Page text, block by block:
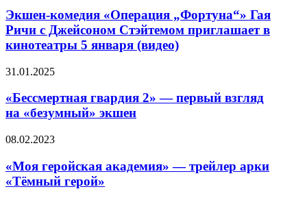
от
авторов
Myst
«Операция
„Фортуна“»
Гая
Ричи
Джейсоном
приглашает
в
кинотеатры
5
(видео)
Экшен-комедия «Операция „Фортуна“» Гая
Ричи с Джейсоном Стэйтемом приглашает в
кинотеатры 5 января (видео)
«Бессмертная
2» —
первый
взгляд
экшен
31.01.2025
«Бессмертная гвардия 2» — первый взгляд
на «безумный» экшен
«Моя
академия»
—
трейлер
08.02.2023
«Моя геройская академия» — трейлер арки
«Тёмный герой»